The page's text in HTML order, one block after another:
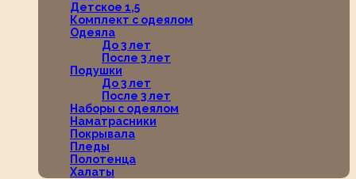
Детское 1,5
Комплект с одеялом
Одеяла
До 3 лет
После 3 лет
Подушки
До 3 лет
После 3 лет
Наборы с одеялом
Наматрасники
Покрывала
Пледы
Полотенца
Халаты